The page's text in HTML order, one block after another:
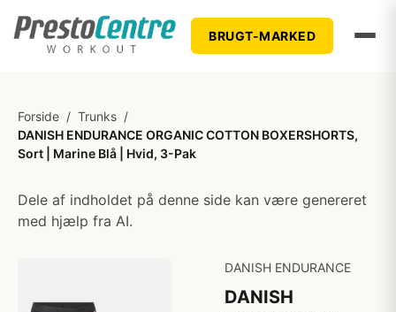
BRUGT-MARKED
Forside / Trunks /
DANISH ENDURANCE ORGANIC COTTON BOXERSHORTS,
Sort | Marine Blå | Hvid, 3-Pak
Dele af indholdet på denne side kan være genereret
med hjælp fra AI.
DANISH ENDURANCE
DANISH